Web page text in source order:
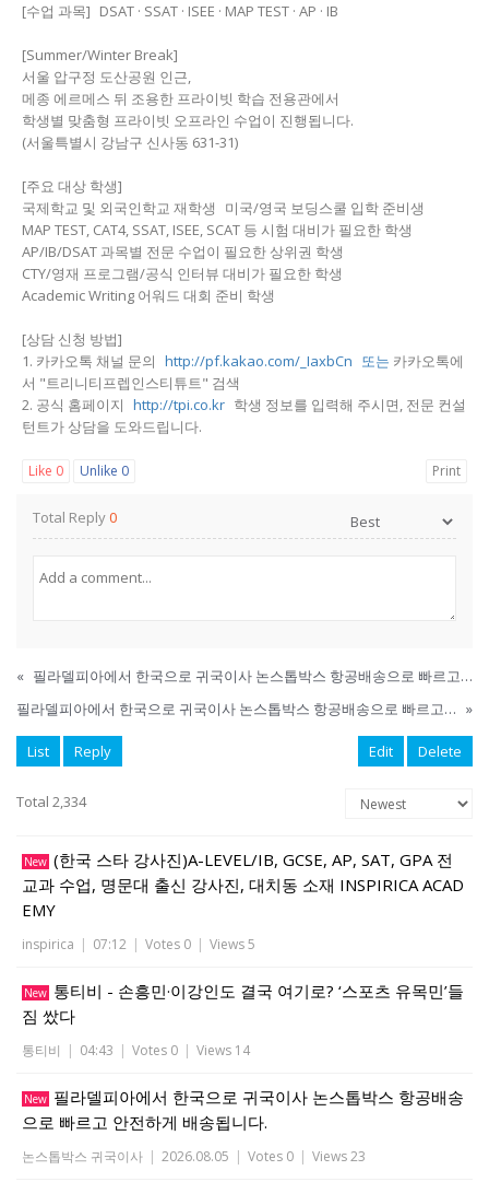
[수업 과목] DSAT · SSAT · ISEE · MAP TEST · AP · IB
[Summer/Winter Break]
서울 압구정 도산공원 인근,
메종 에르메스 뒤 조용한 프라이빗 학습 전용관에서
학생별 맞춤형 프라이빗 오프라인 수업이 진행됩니다.
(서울특별시 강남구 신사동 631-31)
[주요 대상 학생]
국제학교 및 외국인학교 재학생 미국/영국 보딩스쿨 입학 준비생
MAP TEST, CAT4, SSAT, ISEE, SCAT 등 시험 대비가 필요한 학생
AP/IB/DSAT 과목별 전문 수업이 필요한 상위권 학생
CTY/영재 프로그램/공식 인터뷰 대비가 필요한 학생
Academic Writing 어워드 대회 준비 학생
[상담 신청 방법]
1. 카카오톡 채널 문의 http://pf.kakao.com/_IaxbCn 또는 카카오톡에
서 "트리니티프렙인스티튜트" 검색
2. 공식 홈페이지 http://tpi.co.kr 학생 정보를 입력해 주시면, 전문 컨설
턴트가 상담을 도와드립니다.
Like 0 Unlike 0 Print
Total Reply0
«
필라델피아에서 한국으로 귀국이사 논스톱박스 항공배송으로 빠르고 안전하게 배송됩니다.
필라델피아에서 한국으로 귀국이사 논스톱박스 항공배송으로 빠르고 안전하게 배송됩니다. »
List Reply Edit Delete
Total 2,334
New (한국 스타 강사진)A-LEVEL/IB, GCSE, AP, SAT, GPA 전
교과 수업, 명문대 출신 강사진, 대치동 소재 INSPIRICA ACAD
EMY
inspirica | 07:12 | Votes 0 | Views 5
New 통티비 - 손흥민·이강인도 결국 여기로? ‘스포츠 유목민’들
짐 쌌다
통티비 | 04:43 | Votes 0 | Views 14
New 필라델피아에서 한국으로 귀국이사 논스톱박스 항공배송
으로 빠르고 안전하게 배송됩니다.
논스톱박스 귀국이사 | 2026.08.05 | Votes 0 | Views 23